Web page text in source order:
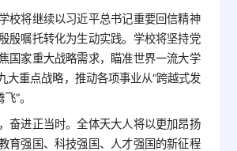
将继续以习近平总书记重要回信精神
殷嘱托转化为生动实践。学校将坚持党
国家重大战略需求，瞄准世界一流大学
大重点战略，推动各项事业从“跨越式发
”。
进正当时。全体天大人将以更加昂扬
育强国、科技强国、人才强国的新征程